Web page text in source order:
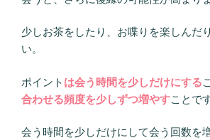
少しお茶をしたり、お喋りを楽しんだ
い。
ポイント は会う時間を少しだけにする
合わせる頻度を少しずつ増やすことで
会う時間を少しだけにして会う回数を